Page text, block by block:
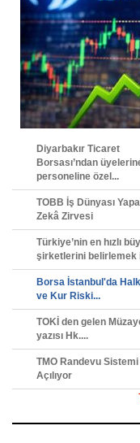
Diyarbakır Ticaret
Borsası’ndan
personeline özel...
TOBB İş Dünyası
Zekâ Zirvesi
Türkiye’nin en hızlı
şirketlerini belirlemek
Borsa İstanbul'da
ve Kur Riski...
TOKİ den gelen
yazısı Hk....
TMO Randevu Sistemi
Açılıyor